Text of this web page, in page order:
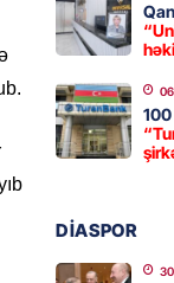
DÜNYA
general öldü
07.08.2026 -
95 yaşlı
bağlı
günə
100
DİASPOR